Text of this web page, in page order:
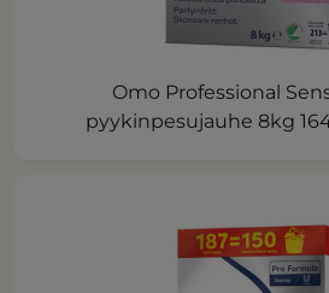
Omo Professional
pyykinpesujauhe 8kg